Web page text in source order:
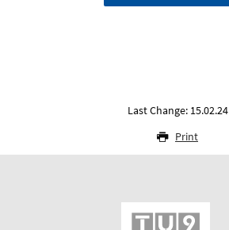
Last Change: 15.02.24
Print